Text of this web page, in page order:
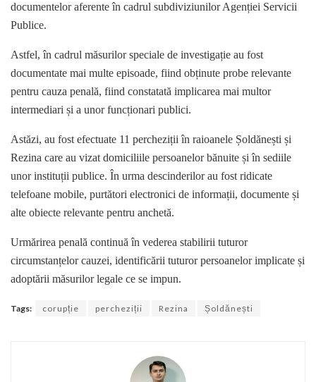
documentelor aferente în cadrul subdiviziunilor Agenției Servicii
Publice.
Astfel, în cadrul măsurilor speciale de investigație au fost
documentate mai multe episoade, fiind obținute probe relevante
pentru cauza penală, fiind constatată implicarea mai multor
intermediari și a unor funcționari publici.
Astăzi, au fost efectuate 11 percheziții în raioanele Șoldănești și
Rezina care au vizat domiciliile persoanelor bănuite și în sediile
unor instituții publice. În urma descinderilor au fost ridicate
telefoane mobile, purtători electronici de informații, documente și
alte obiecte relevante pentru anchetă.
Urmărirea penală continuă în vederea stabilirii tuturor
circumstanțelor cauzei, identificării tuturor persoanelor implicate și
adoptării măsurilor legale ce se impun.
Tags: corupție percheziții Rezina Șoldănești